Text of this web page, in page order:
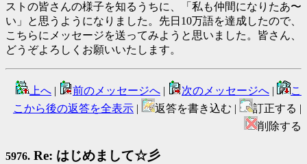
ストの皆さんの様子を知るうちに、「私も仲間になりたあ〜
い」と思うようになりました。先日10万語を達成したので、
こちらにメッセージを送ってみようと思いました。皆さん、
どうぞよろしくお願いいたします。
上へ | 前のメッセージへ | 次のメッセージへ |
こ
こから後の返答を全表示 | 返答を書き込む |
訂正する |
削除する
5976. Re: はじめまして☆彡